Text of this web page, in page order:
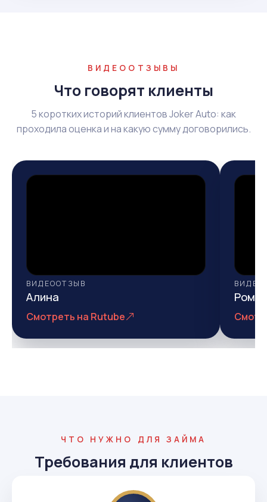
ВИДЕООТЗЫВЫ
Что говорят клиенты
5 коротких историй клиентов Joker Auto: как
проходила оценка и на какую сумму договорились.
ВИДЕООТЗЫВ
Алина
Смотреть на Rutube
ЧТО НУЖНО ДЛЯ ЗАЙМА
Требования для клиентов